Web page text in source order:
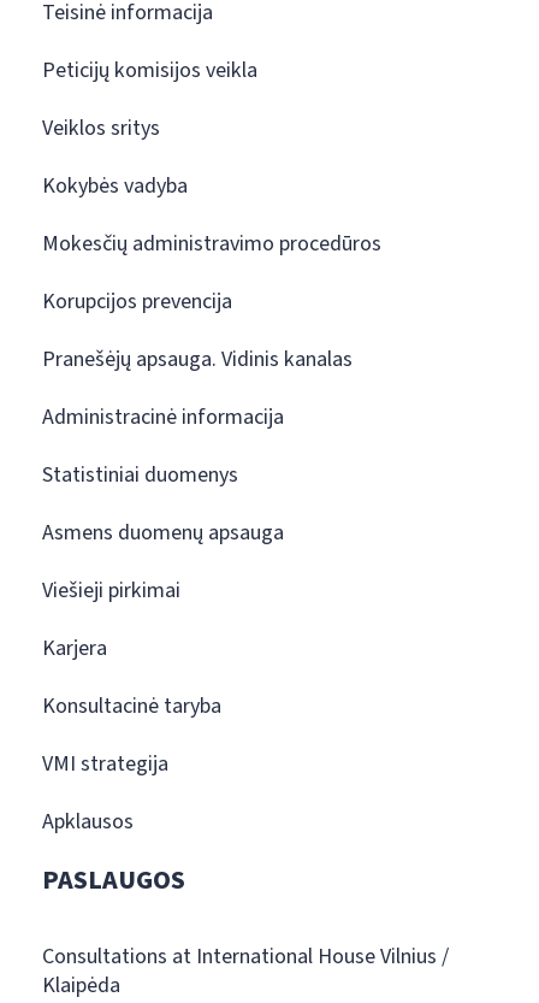
Teisinė informacija
Peticijų komisijos veikla
Veiklos sritys
Kokybės vadyba
Mokesčių administravimo procedūros
Korupcijos prevencija
Pranešėjų apsauga. Vidinis kanalas
Administracinė informacija
Statistiniai duomenys
Asmens duomenų apsauga
Viešieji pirkimai
Karjera
Konsultacinė taryba
VMI strategija
Apklausos
PASLAUGOS
Consultations at International House Vilnius /
Klaipėda